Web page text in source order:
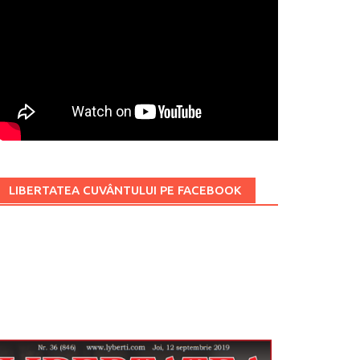
LIBERTATEA CUVÂNTULUI PE FACEBOOK